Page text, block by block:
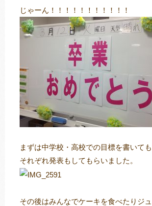
じゃーん！！！！！！！！！！！
まずは中学校・高校での目標を書いても
それぞれ発表もしてもらいました。
その後はみんなでケーキを食べたりジ